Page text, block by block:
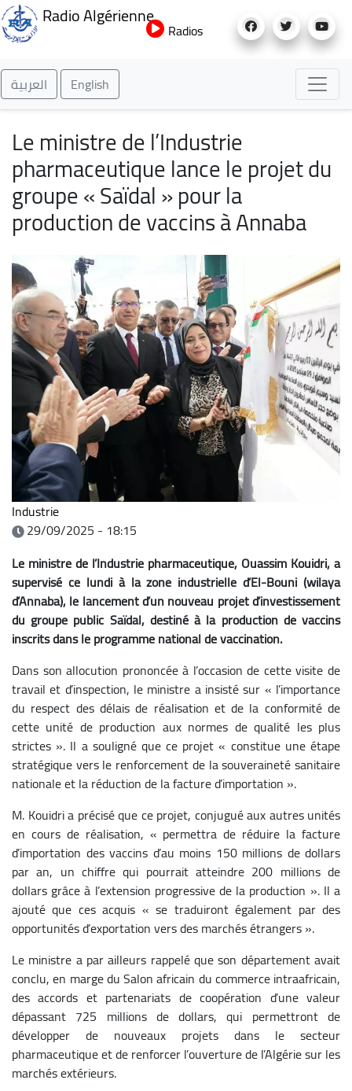
au
Radio Algérienne
Radios
العربية English
Le ministre de l’Industrie
pharmaceutique lance le projet du
groupe « Saïdal » pour la
production de vaccins à Annaba
Industrie
29/09/2025 - 18:15
Le ministre de l’Industrie pharmaceutique, Ouassim Kouidri, a
supervisé ce lundi à la zone industrielle d’El-Bouni (wilaya
d’Annaba), le lancement d’un nouveau projet d’investissement
du groupe public Saïdal, destiné à la production de vaccins
inscrits dans le programme national de vaccination.
Dans son allocution prononcée à l’occasion de cette visite de
travail et d’inspection, le ministre a insisté sur « l’importance
du respect des délais de réalisation et de la conformité de
cette unité de production aux normes de qualité les plus
strictes ». Il a souligné que ce projet « constitue une étape
stratégique vers le renforcement de la souveraineté sanitaire
nationale et la réduction de la facture d’importation ».
M. Kouidri a précisé que ce projet, conjugué aux autres unités
en cours de réalisation, « permettra de réduire la facture
d’importation des vaccins d’au moins 150 millions de dollars
par an, un chiffre qui pourrait atteindre 200 millions de
dollars grâce à l’extension progressive de la production ». Il a
ajouté que ces acquis « se traduiront également par des
opportunités d’exportation vers des marchés étrangers ».
Le ministre a par ailleurs rappelé que son département avait
conclu, en marge du Salon africain du commerce intraafricain,
des accords et partenariats de coopération d’une valeur
dépassant 725 millions de dollars, qui permettront de
développer de nouveaux projets dans le secteur
pharmaceutique et de renforcer l’ouverture de l’Algérie sur les
marchés extérieurs.